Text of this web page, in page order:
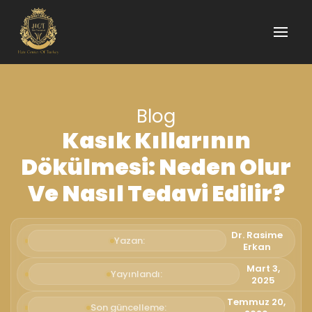
Blog
Kasık Kıllarının
Dökülmesi: Neden Olur
Ve Nasıl Tedavi Edilir?
Yazan:
Dr. Rasime
Erkan
Yayınlandı:
Mart 3,
2025
Son güncelleme:
Temmuz 20,